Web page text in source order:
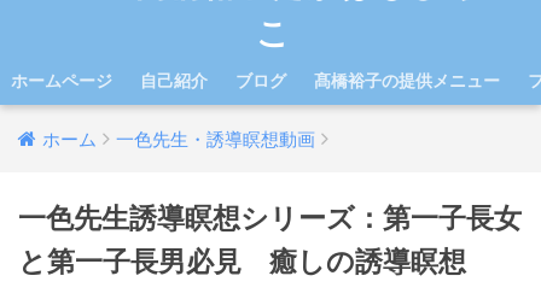
こ
ホームページ 自己紹介 ブログ 髙橋裕子の提供メニュー
ホーム 一色先生・誘導瞑想動画
一色先生誘導瞑想シリーズ：第一子長女
と第一子長男必見 癒しの誘導瞑想